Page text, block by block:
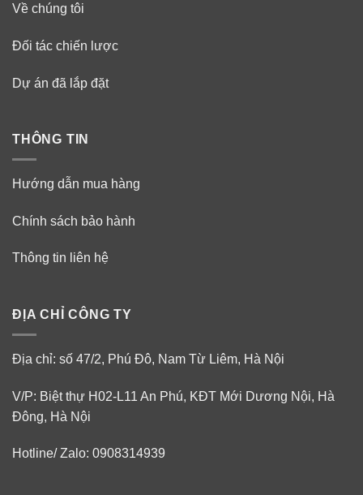
Về chúng tôi
Đối tác chiến lược
Dự án đã lắp đặt
THÔNG TIN
Hướng dẫn mua hàng
Chính sách bảo hành
Thông tin liên hệ
ĐỊA CHỈ CÔNG TY
Địa chỉ: số 47/2, Phú Đô, Nam Từ Liêm, Hà Nội
V/P: Biệt thự H02-L11 An Phú, KĐT Mới Dương Nội, Hà
Đông, Hà Nội
Hotline/ Zalo: 0908314939